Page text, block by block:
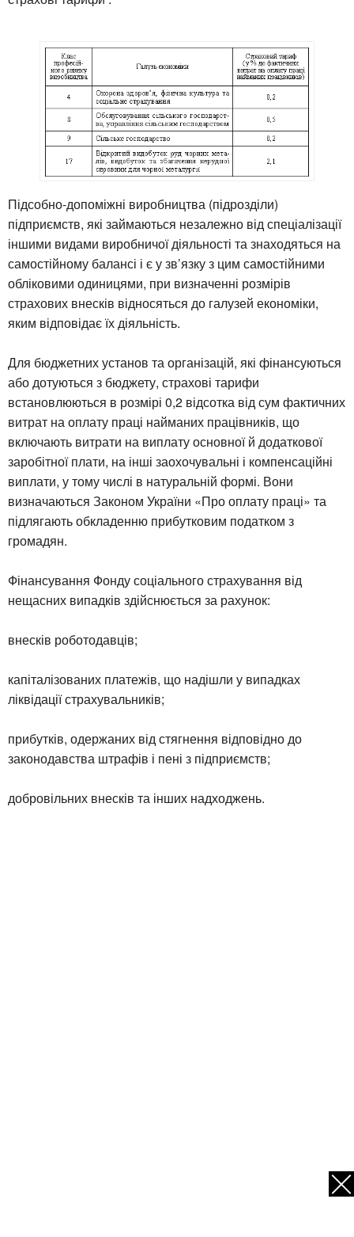
Підсобно-допоміжні виробництва (підрозділи)
підприємств, які займаються незалежно від спеціалізації
іншими видами виробничої діяльності та знаходяться на
самостійному балансі і є у зв’язку з цим самостійними
обліковими одиницями, при визначенні розмірів
страхових внесків відносяться до галузей економіки,
яким відповідає їх діяльність.
Для бюджетних установ та організацій, які фінансуються
або дотуються з бюджету, страхові тарифи
встановлюються в розмірі 0,2 відсотка від сум фактичних
витрат на оплату праці найманих працівників, що
включають витрати на виплату основної й додаткової
заробітної плати, на інші заохочувальні і компенсаційні
виплати, у тому числі в натуральній формі. Вони
визначаються Законом України «Про оплату праці» та
підлягають обкладенню прибутковим податком з
громадян.
Фінансування Фонду соціального страхування від
нещасних випадків здійснюється за рахунок:
внесків роботодавців;
капіталізованих платежів, що надішли у випадках
ліквідації страхувальників;
прибутків, одержаних від стягнення відповідно до
законодавства штрафів і пені з підприємств;
добровільних внесків та інших надходжень.